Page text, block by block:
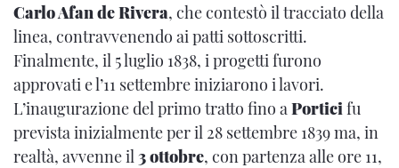
Carlo Afan de Rivera, che contestò il tracciato della
linea, contravvenendo ai patti sottoscritti.
Finalmente, il 5 luglio 1838, i progetti furono
approvati e l’11 settembre iniziarono i lavori.
L’inaugurazione del primo tratto fino aPorticifu
prevista inizialmente per il 28 settembre 1839 ma, in
realtà, avvenne il3 ottobre, con partenza alle ore 11,